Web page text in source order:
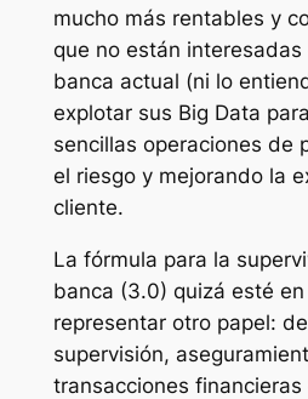
mucho más rentables y
que no están
banca actual (ni lo
explotar sus Big Data
sencillas operaciones de
el riesgo y mejorando la
cliente.
La fórmula para la
banca (3.0) quizá esté
representar otro papel:
supervisión,
transacciones